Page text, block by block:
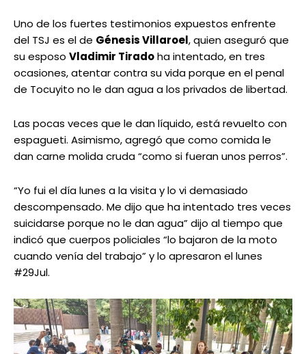
Uno de los fuertes testimonios expuestos enfrente
del TSJ es el de Génesis Villaroel, quien aseguró que
su esposo Vladimir Tiradoha intentado, en tres
ocasiones, atentar contra su vida porque en el penal
de Tocuyito no le dan agua a los privados de libertad.
Las pocas veces que le dan líquido, está revuelto con
espagueti. Asimismo, agregó que como comida le
dan carne molida cruda “como si fueran unos perros”.
“Yo fui el día lunes a la visita y lo vi demasiado
descompensado. Me dijo que ha intentado tres veces
suicidarse porque no le dan agua” dijo al tiempo que
indicó que cuerpos policiales “lo bajaron de la moto
cuando venía del trabajo” y lo apresaron el lunes
#29Jul.